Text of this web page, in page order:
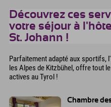
Découvrez ces
votre séjour à
St. Johann !
Parfaitement adapté aux sportifs,
les Alpes de Kitzbühel, offre tout
actives au Tyrol !
Chambre